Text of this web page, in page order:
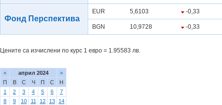
Фонд Перспектива
EUR 5,6103 -0,33
BGN 10,9728 -0,33
Цените са изчислени по курс 1 евро = 1.95583 лв.
« април 2024
»
П
В С Ч П С
Н
1
2 3 4 5 6
7
8
9 10 11 12 13
14